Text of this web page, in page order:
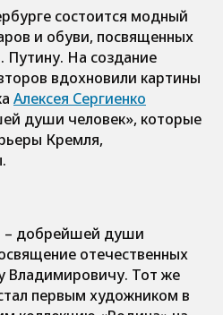
состоится модный
и обуви, посвященных
Путину. На создание
вдохновили картины
Алексея Сергиенко
души человек», которые
Кремля,
– добрейшей души
отечественных
Владимировичу. Тот же
первым художником в